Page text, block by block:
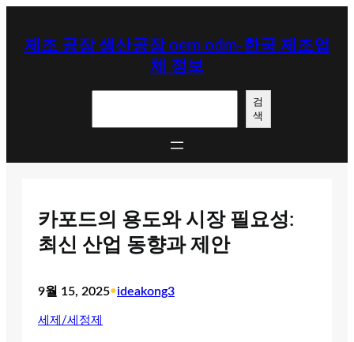
제조 공장 생산공장 oem odm-한국 제조업
체 정보
검
색
카포드의 용도와 시장 필요성:
최신 산업 동향과 제안
9월 15, 2025•ideakong3
세제/세정제